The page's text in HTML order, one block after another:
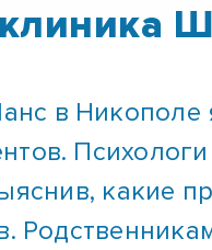
в Никополе
какие